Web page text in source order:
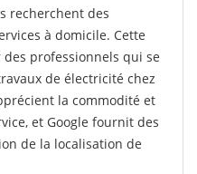
recherchent des
à domicile. Cette
professionnels qui se
de électricité chez
la commodité et
et Google fournit des
de la localisation de